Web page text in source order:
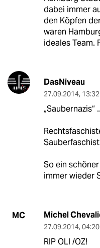
dabei immer
den Köpfen
waren
ideales Team.
DasNiveau
27.09.2014,
„Saubernazis“
So ein
immer wieder
MC Michel
27.09.2014,
RIP OLI /OZ!